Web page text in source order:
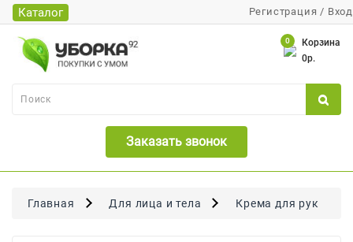
Регистрация / Вход
Заказать звонок
Корзина
0
0р.
Каталог
Каталог
Банки
Бумажная
Бритья
ДляГлавная Для лица и тела Крема для рук